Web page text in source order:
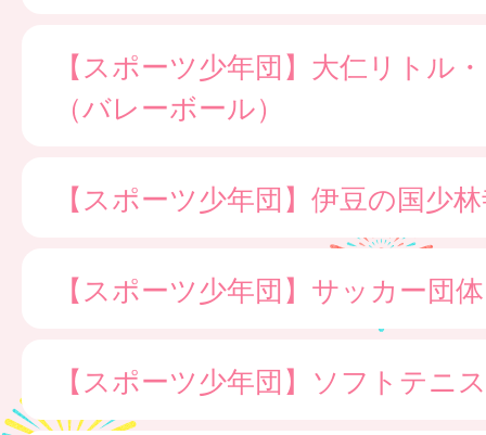
【スポーツ少年団】大仁リトル
（バレーボール）
【スポーツ少年団】伊豆の国少
【スポーツ少年団】サッカー団体
【スポーツ少年団】ソフトテニ